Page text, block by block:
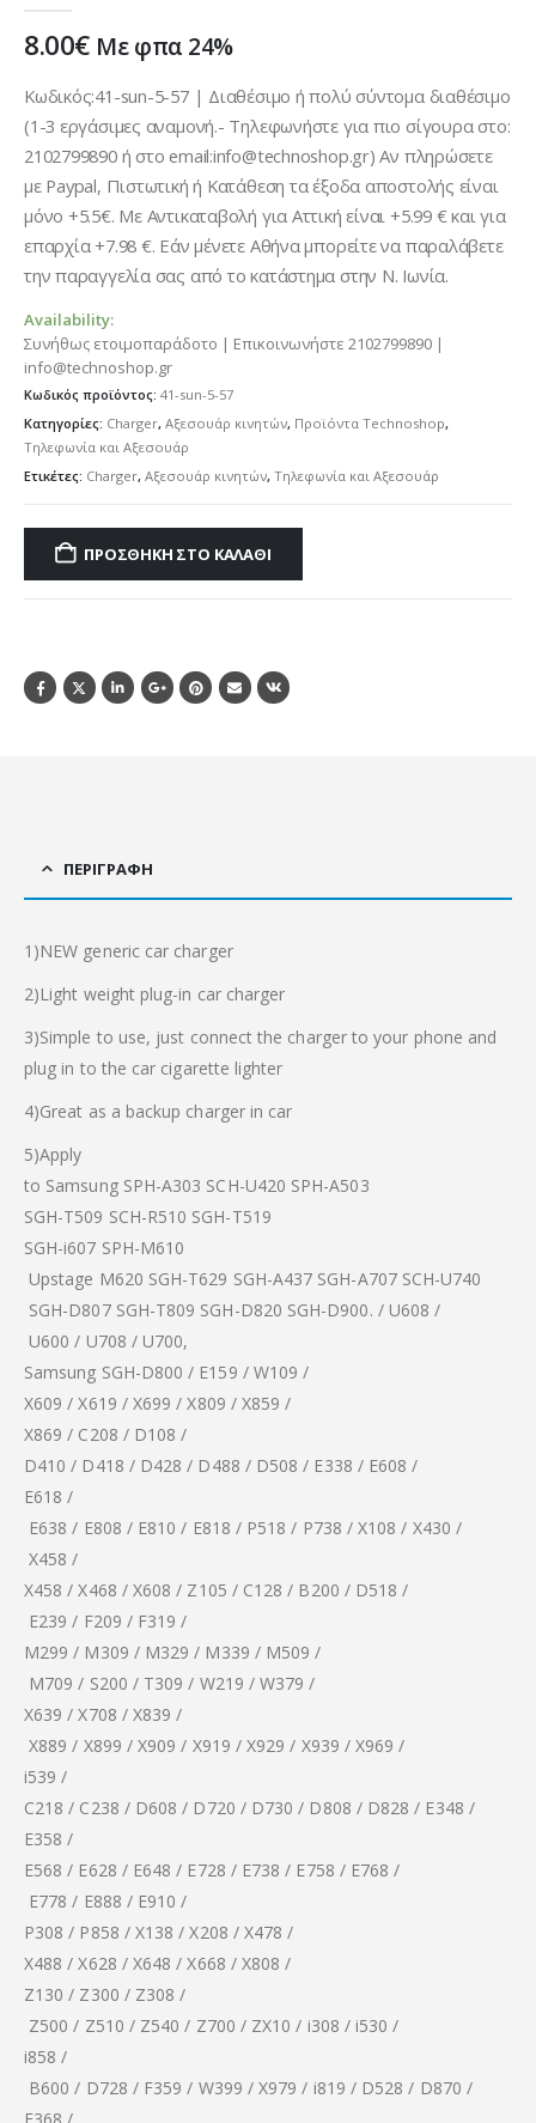
8.00€ Με φπα 24%
Κωδικός:41-sun-5-57 | Διαθέσιμο ή πολύ σύντομα διαθέσιμο
(1-3 εργάσιμες αναμονή.- Τηλεφωνήστε για πιο σίγουρα στο:
2102799890 ή στο email:info@technoshop.gr) Αν πληρώσετε
με Paypal, Πιστωτική ή Κατάθεση τα έξοδα αποστολής είναι
μόνο +5.5€. Με Αντικαταβολή για Αττική είναι +5.99 € και για
επαρχία +7.98 €. Εάν μένετε Αθήνα μπορείτε να παραλάβετε
την παραγγελία σας από το κατάστημα στην Ν. Ιωνία.
Availability:
Συνήθως ετοιμοπαράδοτο | Επικοινωνήστε 2102799890 |
info@technoshop.gr
Κωδικός προϊόντος: 41-sun-5-57
Κατηγορίες: Charger, Αξεσουάρ κινητών, Προϊόντα Technoshop,
Τηλεφωνία και Αξεσουάρ
Ετικέτες: Charger, Αξεσουάρ κινητών, Τηλεφωνία και Αξεσουάρ
ΠΡΟΣΘΉΚΗ ΣΤΟ ΚΑΛΆΘΙ
ΠΕΡΙΓΡΑΦΉ
1)NEW generic car charger
2)Light weight plug-in car charger
3)Simple to use, just connect the charger to your phone and
plug in to the car cigarette lighter
4)Great as a backup charger in car
5)Apply
to Samsung SPH-A303 SCH-U420 SPH-A503
SGH-T509 SCH-R510 SGH-T519
SGH-i607 SPH-M610
Upstage M620 SGH-T629 SGH-A437 SGH-A707 SCH-U740
SGH-D807 SGH-T809 SGH-D820 SGH-D900. / U608 /
U600 / U708 / U700,
Samsung SGH-D800 / E159 / W109 /
X609 / X619 / X699 / X809 / X859 /
X869 / C208 / D108 /
D410 / D418 / D428 / D488 / D508 / E338 / E608 /
E618 /
E638 / E808 / E810 / E818 / P518 / P738 / X108 / X430 /
X458 /
X458 / X468 / X608 / Z105 / C128 / B200 / D518 /
E239 / F209 / F319 /
M299 / M309 / M329 / M339 / M509 /
M709 / S200 / T309 / W219 / W379 /
X639 / X708 / X839 /
X889 / X899 / X909 / X919 / X929 / X939 / X969 /
i539 /
C218 / C238 / D608 / D720 / D730 / D808 / D828 / E348 /
E358 /
E568 / E628 / E648 / E728 / E738 / E758 / E768 /
E778 / E888 / E910 /
P308 / P858 / X138 / X208 / X478 /
X488 / X628 / X648 / X668 / X808 /
Z130 / Z300 / Z308 /
Z500 / Z510 / Z540 / Z700 / ZX10 / i308 / i530 /
i858 /
B600 / D728 / F359 / W399 / X979 / i819 / D528 / D870 /